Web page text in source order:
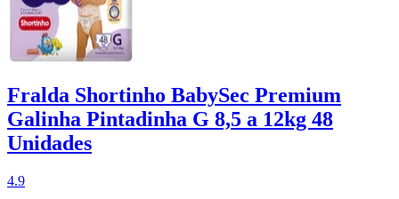
Fralda Shortinho BabySec Premium
Galinha Pintadinha G 8,5 a 12kg 48
Unidades
4.9